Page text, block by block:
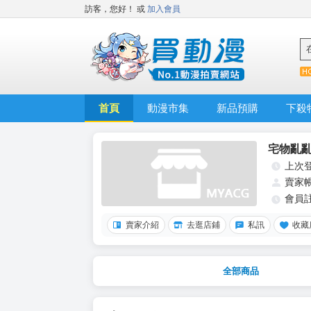
訪客，您好！ 或 加入會員
首頁 動漫市集 新品預購 下殺
宅物亂
上次
賣家
會員
賣家介紹 去逛店鋪 私訊 收藏
全部商品